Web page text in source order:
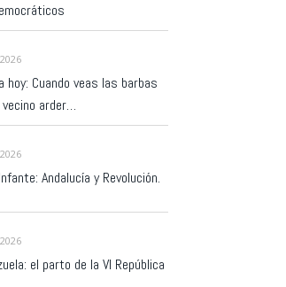
hoy: Cuando veas las barbas
arder…
Andalucía y Revolución.
el parto de la VI República